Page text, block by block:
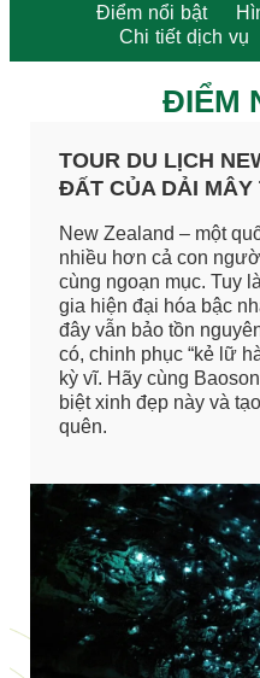
Điểm nổi bật
Chi tiết dịch vụ
ĐIỂM
TOUR DU LỊCH
ĐẤT CỦA DẢI MÂY
New Zealand – một
nhiều hơn cả con
cùng ngoạn mục. Tuy
gia hiện đại hóa bậc
đây vẫn bảo tồn
có, chinh phục “kẻ lữ
kỳ vĩ. Hãy cùng
biệt xinh đẹp này và
quên.